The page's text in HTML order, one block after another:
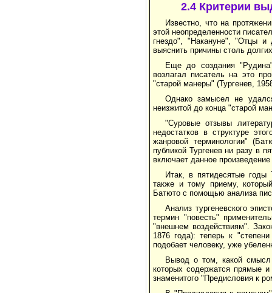
2.4 Критерии
Известно, что на
этой неопределенности
гнездо", "Накануне", "Отцы и
выяснить причины столь
Еще до создания
возлагал писатель на это
"старой манеры" (Тургенев,
Однако замысел не
неизжитой до конца "старой
"Суровые отзывы
недостатков в структуре
жанровой терминологии"
публикой Тургенев ни разу в
включает данное
Итак, в пятидесятые годы
также и тому приему,
Батюто с помощью анализа
Анализ тургеневского
термин "повесть"
"внешнем воздействиям".
1876 года): теперь к
подобает человеку, уже
Вывод о том, какой
которых содержатся прямые
знаменитого "Предисловия к